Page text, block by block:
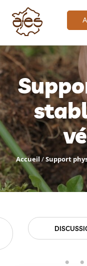
Accueil /Support
EMPLOIS